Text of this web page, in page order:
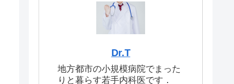
Dr.T
地方都市の小規模病院でまった
りと暮らす若手内科医です．